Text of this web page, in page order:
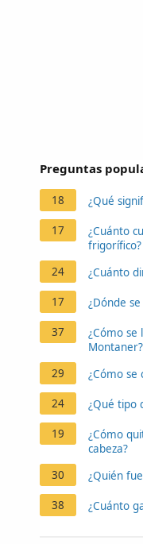
Preguntas
18 ¿Qué
17
¿Cuánto
frigorífico?
24
¿Cuánto
17 ¿Dónde
37
¿Cómo
Montaner?
29
¿Cómo se
24 ¿Qué tipo
19
¿Cómo
cabeza?
30
¿Quién
38 ¿Cuánto